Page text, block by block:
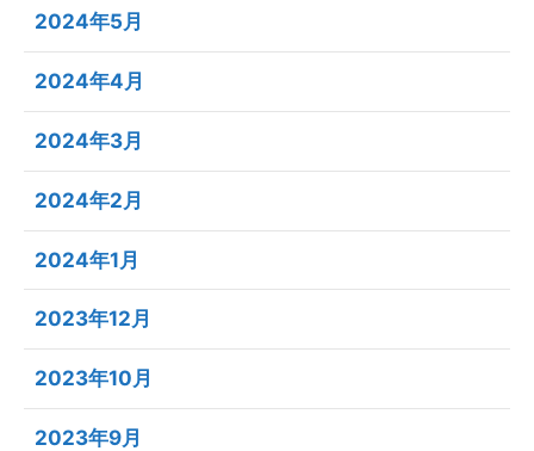
2024年5月
2024年4月
2024年3月
2024年2月
2024年1月
2023年12月
2023年10月
2023年9月